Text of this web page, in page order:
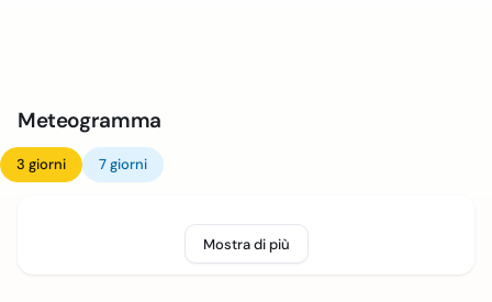
Meteogramma
3 giorni 7 giorni
Mostra di più